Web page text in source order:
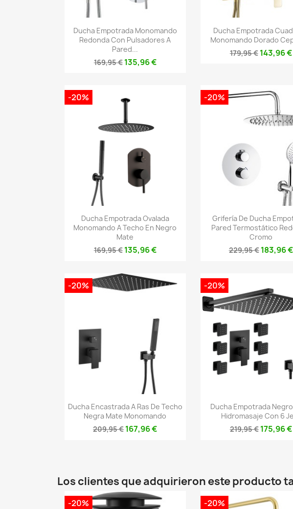
Vista rápida
Ducha Empotrada Monomando
Redonda Con Pulsadores A
Pared...
169,95 € 135,96 €
Vista rápida
Ducha Empotrada
Monomando Dorado
179,95 € 143,96 €
Vista rápida
Ducha Empotrada Ovalada
Monomando A Techo En Negro
Mate
169,95 € 135,96 €
-20%
Vista rápida
Grifería De Ducha
Pared Termostático
Cromo
229,95 € 183,96 €
-20%
Vista rápida
Ducha Encastrada A Ras De Techo
Negra Mate Monomando
209,95 €167,96 €
-20%
Vista rápida
Ducha Empotrada
Hidromasaje Con 6
219,95 € 175,96 €
-20%
Los clientes que adquirieron este producto
-20% -20%